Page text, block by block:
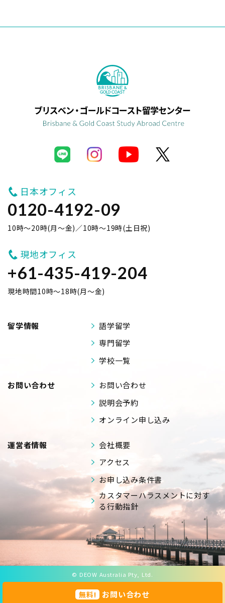
日本オフィス
0120-4192-09
10時～20時(月～金)／10時～19時(土日祝)
現地オフィス
+61-435-419-204
現地時間10時～18時(月～金)
留学情報
語学留学
専門留学
学校一覧
お問い合わせ
お問い合わせ
説明会予約
オンライン申し込み
運営者情報
会社概要
アクセス
お申し込み条件書
カスタマーハラスメントに対す
る行動指針
© DEOW Australia Pty, Ltd.
無料! お問い合わせ